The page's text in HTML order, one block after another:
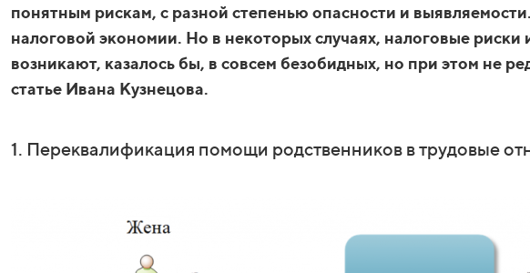
понятным рискам, с разной степенью опасности и
налоговой экономии. Но в некоторых случаях, налоговые риски
возникают, казалось бы, в совсем безобидных, но при этом не
статье Ивана Кузнецова.
1. Переквалификация помощи родственников в трудовые